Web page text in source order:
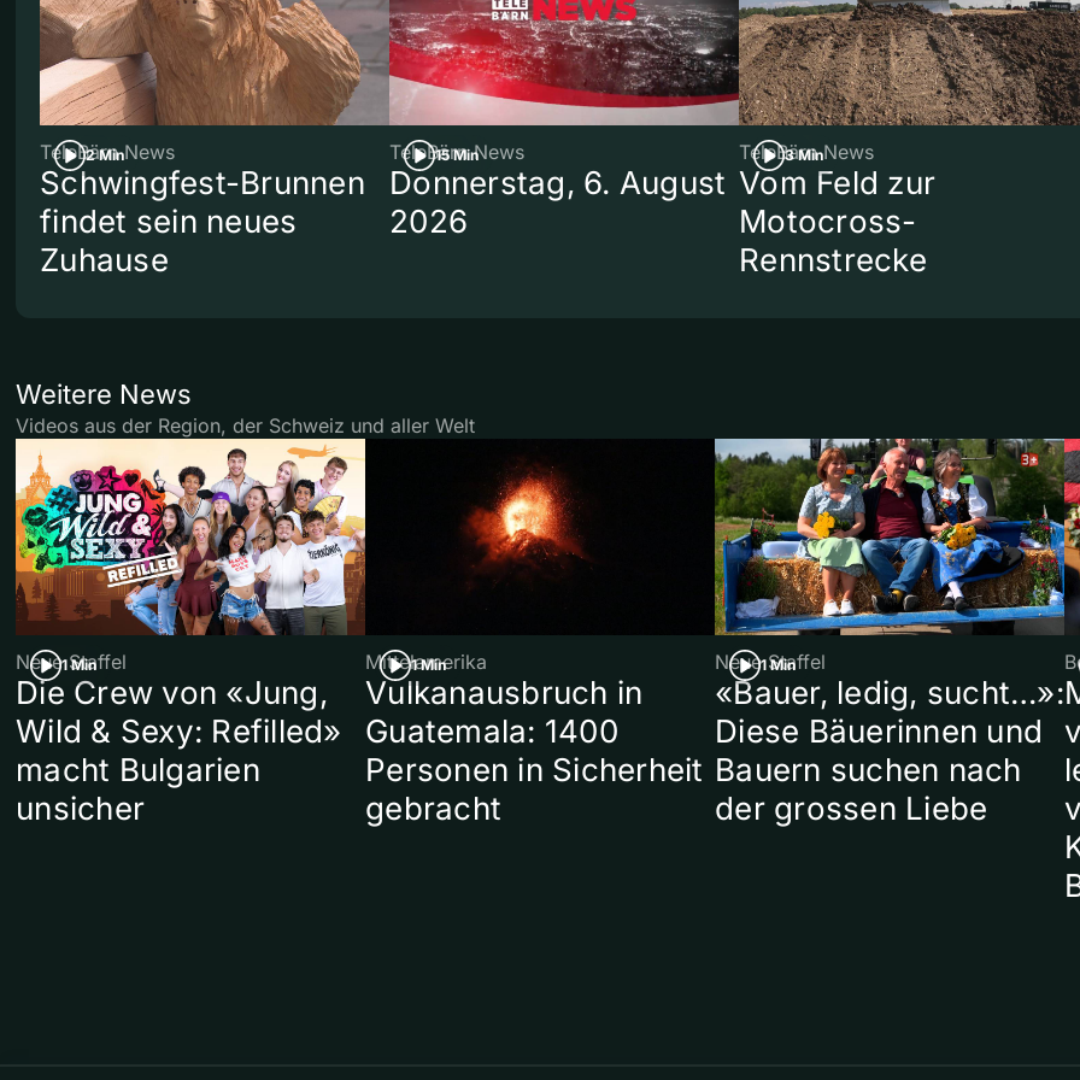
2 Min
TeleBärn News
Schwingfest-Brunnen
findet sein neues
Zuhause
15 Min
TeleBärn News
Donnerstag, 6. August
2026
3 Min
TeleBärn News
Vom Feld zur
Motocross-
Rennstrecke
Weitere News
Videos aus der Region, der Schweiz und aller Welt
1 Min
Neue Staffel
Die Crew von «Jung,
Wild & Sexy: Refilled»
macht Bulgarien
unsicher
1 Min
Mittelamerika
Vulkanausbruch in
Guatemala: 1400
Personen in Sicherheit
gebracht
1 Min
Neue Staffel
«Bauer, ledig, sucht…»:
Diese Bäuerinnen und
Bauern suchen nach
der grossen Liebe